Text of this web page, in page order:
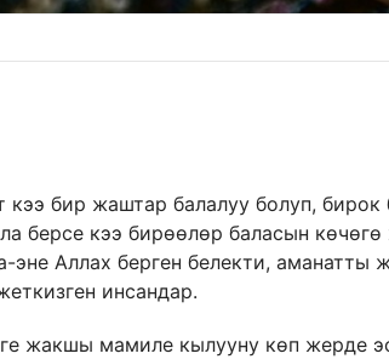
кээ бир жаштар балалуу болуп, бирок
берсе кээ бирөөлөр баласын
эне Аллах берген белекти, аманатты
инсандар.
жакшы мамиле кылууну көп жерде